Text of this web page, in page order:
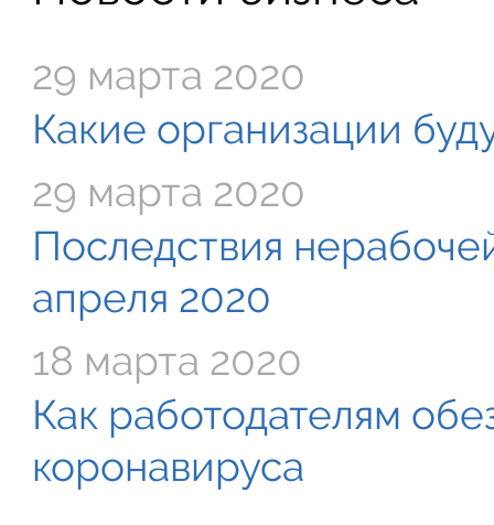
29 марта 2020
Какие организации
29 марта 2020
Последствия
апреля 2020
18 марта 2020
Как работодателям
коронавируса